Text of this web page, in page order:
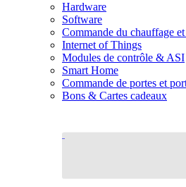
Hardware
Software
Commande du chauffage
Internet of Things
Modules de contrôle & ASI
Smart Home
Commande de portes et
Bons & Cartes cadeaux